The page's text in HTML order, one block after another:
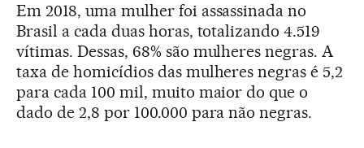
Em 2018, uma mulher foi assassinada no
Brasil a cada duas horas, totalizando 4.519
vítimas. Dessas, 68% são mulheres negras. A
taxa de homicídios das mulheres negras é 5,2
para cada 100 mil, muito maior do que o
dado de 2,8 por 100.000 para não negras.